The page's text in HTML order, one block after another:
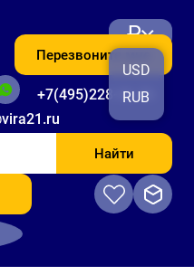
+7(495)228-06-56
Перезвоните мне
₽
USD
RUB
Найти